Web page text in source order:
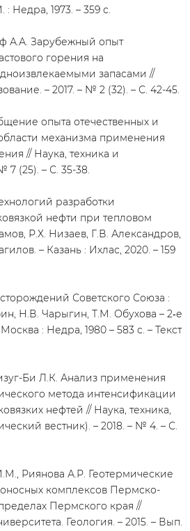
Недра, 1973. – 359 с.
А.А. Зарубежный опыт
горения на
запасами //
– 2017. – № 2 (32). – С. 42-45.
опыта отечественных и
механизма применения
// Наука, техника и
7 (25). – С. 35-38.
разработки
нефти при тепловом
Р.Х. Низаев, Г.В. Александров,
– Казань : Ихлас, 2020. – 159
Советского Союза :
Н.В. Чарыгин, Т.М. Обухова – 2‑е
: Недра, 1980 – 583 с. – Текст
Би Л.К. Анализ применения
метода интенсификации
нефтей // Наука, техника,
вестник). – 2018. – № 4. – С.
Риянова А.Р. Геотермические
комплексов Пермско-
Пермского края //
Геология. – 2015. – Вып.